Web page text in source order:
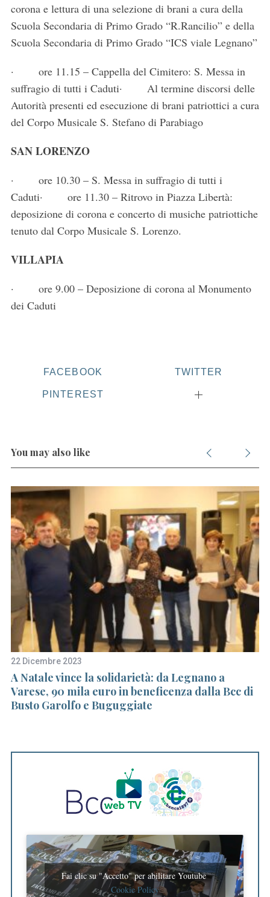
corona e lettura di una selezione di brani a cura della
Scuola Secondaria di Primo Grado “R.Rancilio” e della
Scuola Secondaria di Primo Grado “ICS viale Legnano”
· ore 11.15 – Cappella del Cimitero: S. Messa in
suffragio di tutti i Caduti· Al termine discorsi delle
Autorità presenti ed esecuzione di brani patriottici a cura
del Corpo Musicale S. Stefano di Parabiago
SAN LORENZO
· ore 10.30 – S. Messa in suffragio di tutti i
Caduti· ore 11.30 – Ritrovo in Piazza Libertà:
deposizione di corona e concerto di musiche patriottiche
tenuto dal Corpo Musicale S. Lorenzo.
VILLAPIA
· ore 9.00 – Deposizione di corona al Monumento
dei Caduti
FACEBOOK TWITTER
PINTEREST
You may also like
22 Dicembre 2023
A Natale vince la solidarietà: da Legnano a
Varese, 90 mila euro in beneficenza dalla Bcc di
Busto Garolfo e Buguggiate
Fai clic su "Accetto" per abilitare Youtube
Cookie Policy
c
h
o
r
: